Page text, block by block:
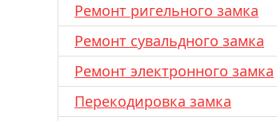
Ремонт ригельного замка
Ремонт сувальдного замка
Ремонт электронного замка
Перекодировка замка